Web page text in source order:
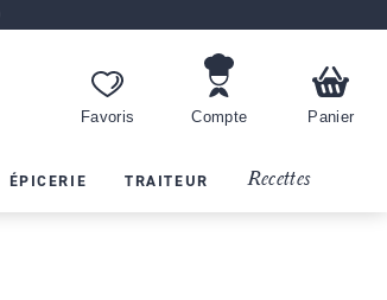
Favoris Compte Panier
ÉPICERIE TRAITEUR Recettes